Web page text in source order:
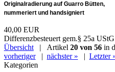
Originalradierung auf Guarro Bütten,
nummeriert und handsigniert
40,00 EUR
Differenzbesteuert gem.§ 25a
Übersicht | Artikel 20 von 56 in
vorheriger| nächster » | Letzter
Kategorien